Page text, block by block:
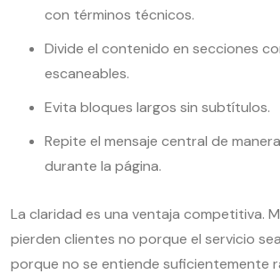
con términos técnicos.
Divide el contenido en secciones
escaneables.
Evita bloques largos sin subtítulos.
Repite el mensaje central de
durante la página.
La claridad es una ventaja competitiva.
pierden clientes no porque el servicio
porque no se entiende suficientemente